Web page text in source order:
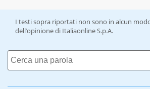
I testi sopra riportati non sono in alcun
dell’opinione di Italiaonline S.p.A.